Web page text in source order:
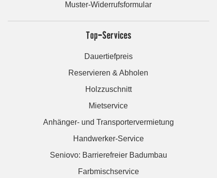
Muster-Widerrufsformular
Top-Services
Dauertiefpreis
Reservieren & Abholen
Holzzuschnitt
Mietservice
Anhänger- und Transportervermietung
Handwerker-Service
Seniovo: Barrierefreier Badumbau
Farbmischservice